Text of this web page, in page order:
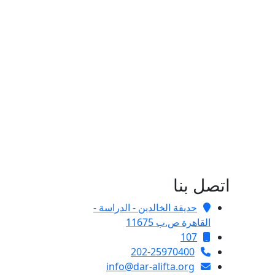
اتصل بنا
حديقة الخالدين - الدراسة -
القاهرة ص.ب 11675
107
202-25970400
info@dar-alifta.org